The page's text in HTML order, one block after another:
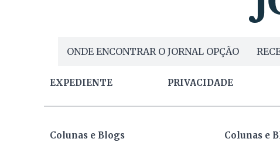
ONDE ENCONTRAR O JORNAL OPÇÃO
EXPEDIENTE PRIVACIDADE
Colunas e Blogs Colunas e